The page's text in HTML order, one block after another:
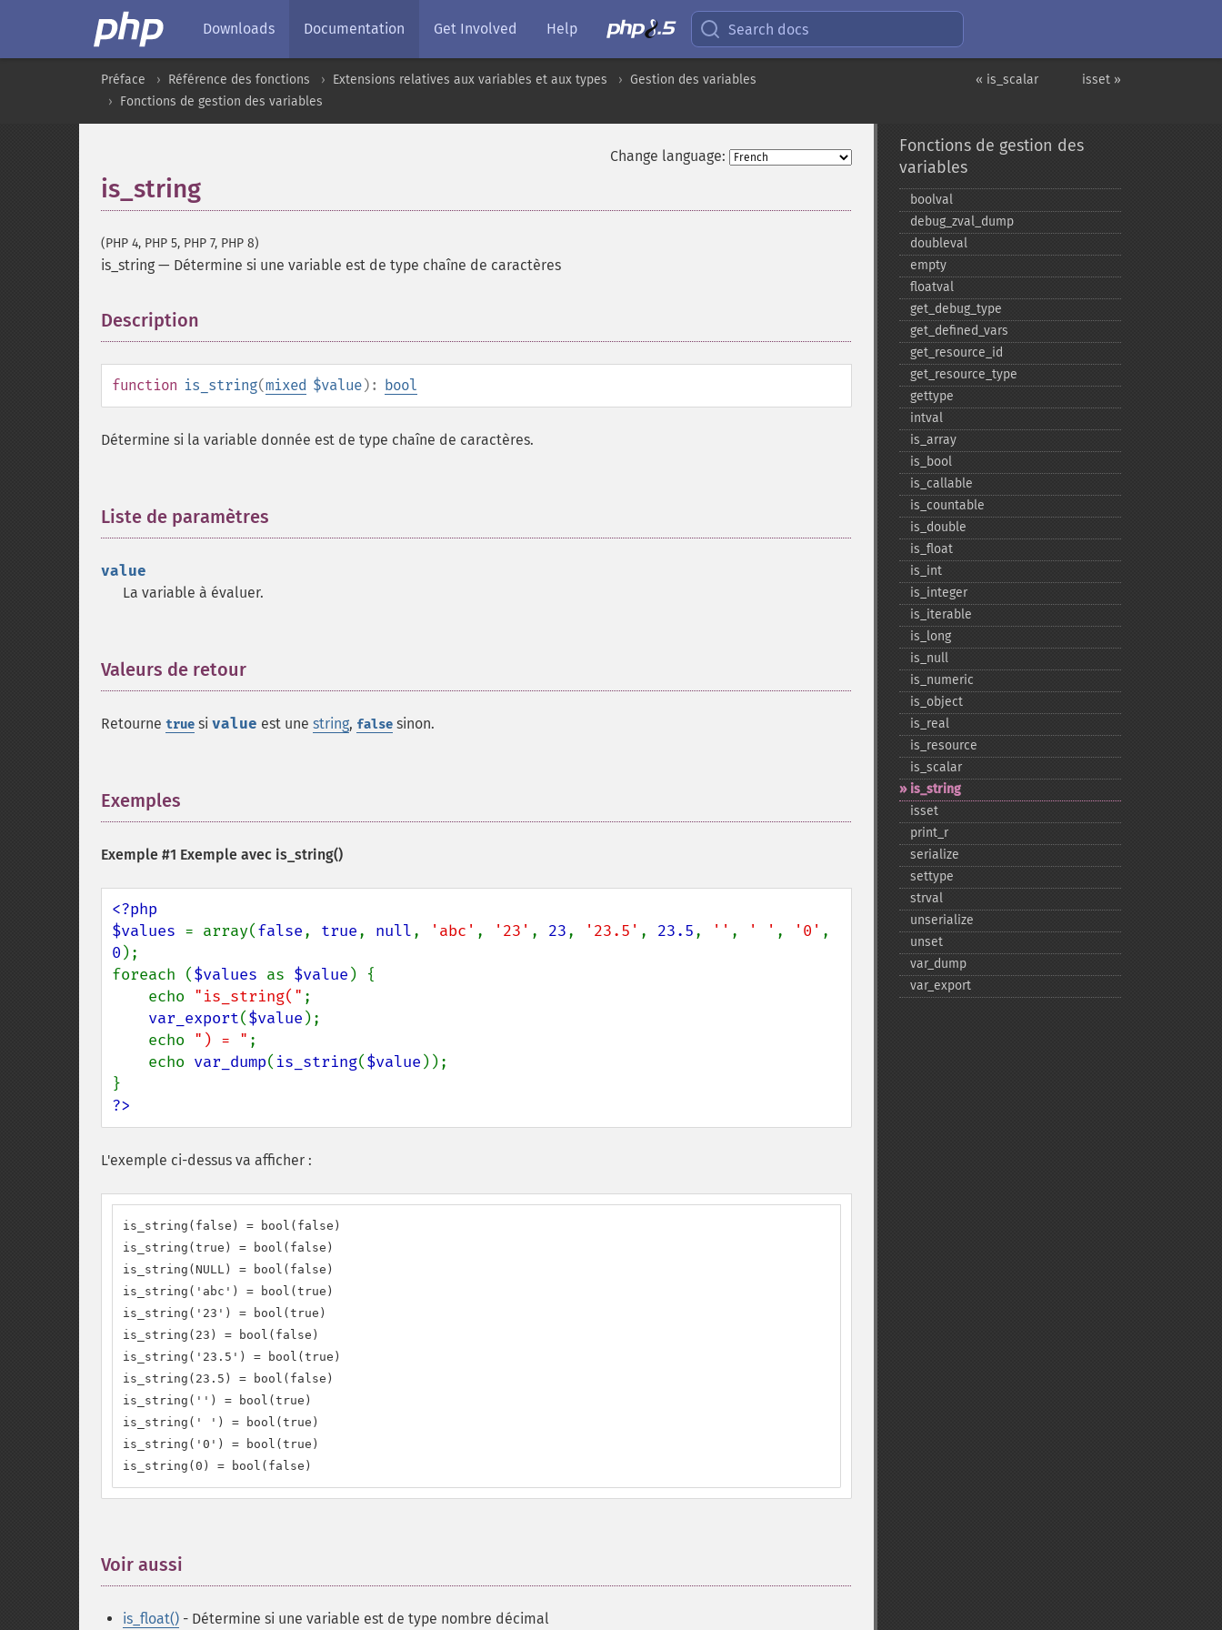
Downloads Documentation Get Involved Help Search docs
isset »
« is_scalar
Préface Référence des fonctions Extensions relatives aux variables et aux types
Gestion des variables
Fonctions de gestion des variables
Change language:
is_string
(PHP 4, PHP 5, PHP 7, PHP 8)
is_string — Détermine si une variable est de type chaîne de caractères
Description
function is_string(mixed $value): bool
Détermine si la variable donnée est de type chaîne de caractères.
Liste de paramètres
value
La variable à évaluer.
Valeurs de retour
Retourne true si value est une string, false sinon.
Exemples
Exemple #1 Exemple avec is_string()
<?php
$values = array(false, true, null, 'abc' , '23' , 23, '23.5' , 23.5, '' , ' ' , '0'
0 );
foreach ($values as $value ) {
    echo
"is_string(" ;
var_export($value );
    echo
") = " ;
    echo
var_dump( is_string($value ));
?>
L'exemple ci-dessus va afficher :
is_string(false) = bool(false)
is_string(true) = bool(false)
is_string(NULL) = bool(false)
is_string('abc') = bool(true)
is_string('23') = bool(true)
is_string(23) = bool(false)
is_string('23.5') = bool(true)
is_string(23.5) = bool(false)
is_string('') = bool(true)
is_string(' ') = bool(true)
is_string('0') = bool(true)
is_string(0) = bool(false)
Voir aussi
is_float() - Détermine si une variable est de type nombre décimal
Fonctions de gestion des
variables
boolval
debug_​zval_​dump
doubleval
empty
floatval
get_​debug_​type
get_​defined_​vars
get_​resource_​id
get_​resource_​type
gettype
intval
is_​array
is_​bool
is_​callable
is_​countable
is_​double
is_​float
is_​int
is_​integer
is_​iterable
is_​long
is_​null
is_​numeric
is_​object
is_​real
is_​resource
is_​scalar
is_​string
isset
print_​r
serialize
settype
strval
unserialize
unset
var_​dump
var_​export